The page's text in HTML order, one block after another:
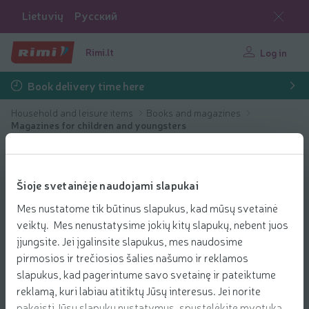
Šioje svetainėje naudojami slapukai
Mes nustatome tik būtinus slapukus, kad mūsų svetainė
veiktų. Mes nenustatysime jokių kitų slapukų, nebent juos
įjungsite. Jei įgalinsite slapukus, mes naudosime
pirmosios ir trečiosios šalies našumo ir reklamos
slapukus, kad pagerintume savo svetainę ir pateiktume
reklamą, kuri labiau atitiktų Jūsų interesus. Jei norite
Lietuvių Русский
Rimi.lt Log in
Book delivery time here
Household and leisure items
Books and magazines
Magazines for children and youngsters